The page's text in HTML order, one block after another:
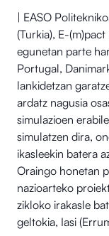
| EASO
(Turkia), E-
egunetan parte
Portugal,
lankidetzan
ardatz nagusia
simulazioen
simulatzen dira,
ikasleekin batera
Oraingo honetan
nazioarteko
zikloko irakasle
geltokia, Iasi